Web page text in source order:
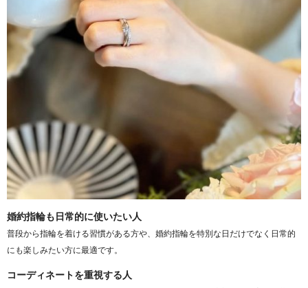
婚約指輪も日常的に使いたい人
普段から指輪を着ける習慣がある方や、婚約指輪を特別な日だけでなく日常的
にも楽しみたい方に最適です。
コーディネートを重視する人